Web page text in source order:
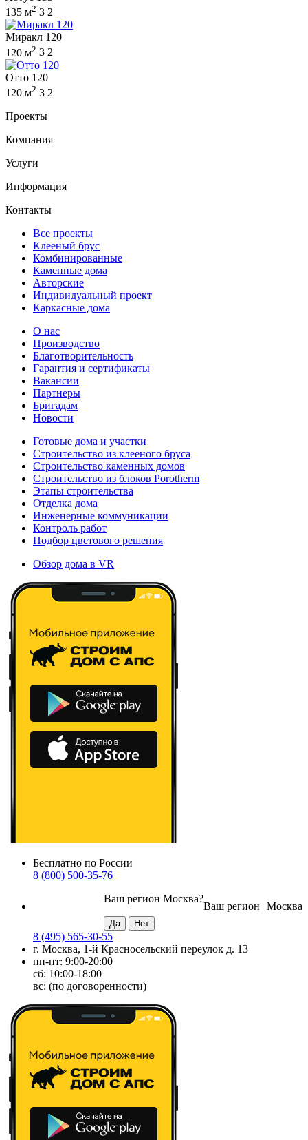
135 м2 3 2
Миракл 120
120 м2 3 2
Отто 120
120 м2 3 2
Проекты
Компания
Услуги
Информация
Контакты
Все проекты
Клееный брус
Комбинированные
Каменные дома
Авторские
Индивидуальный проект
Каркасные дома
О нас
Производство
Благотворительность
Гарантия и сертификаты
Вакансии
Партнеры
Бригадам
Новости
Готовые дома и участки
Строительство из клееного бруса
Строительство каменных домов
Строительство из блоков Porotherm
Этапы строительства
Отделка дома
Инженерные коммуникации
Контроль работ
Подбор цветового решения
Обзор дома в VR
Бесплатно по России
8 (800) 500-35-76
Москва
Ваш регион
Ваш регион Москва?
8 (495) 565-30-55
г. Москва, 1-й Красносельский переулок д. 13
пн-пт: 9:00-20:00
сб: 10:00-18:00
вс: (по договоренности)